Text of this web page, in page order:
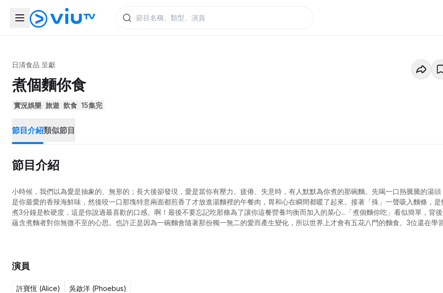
日清食品 呈獻
煮個麵你食
實況娛樂 旅遊 飲食 15集完
節目介紹類似節目
節目介紹
小時候，我們以為愛是抽象的、無形的；長大後卻發現，愛是當你有壓力、疲倦、失意時，有人默默為你煮的那碗麵。先喝一口熱騰騰的湯頭
是你最愛的香辣海鮮味，然後咬一口那塊特意兩面都煎香了才放進湯麵裡的午餐肉，胃和心在瞬間都暖了起來。接著「殊」一聲吸入麵條，是
煮3分鐘是軟硬度，這是你說過最喜歡的口感。啊！最後不要忘記吃那條為了讓你這餐營養均衡而加入的菜心...「煮個麵你吃」看似簡單，背
蘊含煮麵者對你無微不至的心思。也許正是因為一碗麵會隨著那份獨一無二的愛而產生變化，所以世界上才會有五花八門的麵食。3位還在學
演員
許寶恆 (Alice) 吳啟洋 (Phoebus)